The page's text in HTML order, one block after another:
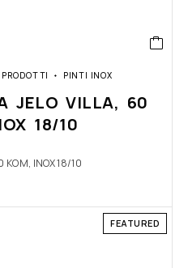
PINTI INOX
JELO VILLA, 60
18/10
KOM, INOX 18/10
FEATURED